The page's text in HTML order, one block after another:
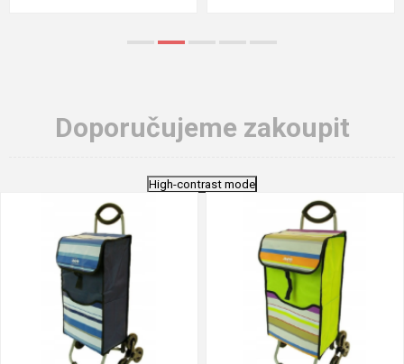
Doporučujeme zakoupit
High-contrast mode